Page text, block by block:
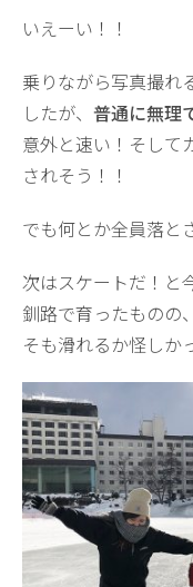
いえーい！！
乗りながら写真撮れ
したが、 普通に無理
意外と速い！そして
されそう！！
でも何とか全員落と
次はスケートだ！と
釧路で育ったものの
そも滑れるか怪し